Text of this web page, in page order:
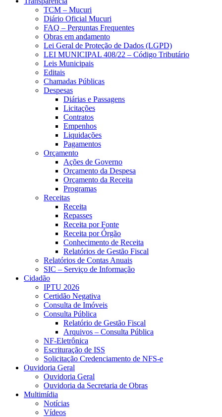
TCM – Mucuri
Diário Oficial Mucuri
FAQ – Perguntas Frequentes
Obras em andamento
Lei Geral de Proteção de Dados (LGPD)
LEI MUNICIPAL 408/22 – Código Tributário
Leis Municipais
Editais
Chamadas Públicas
Despesas
Diárias e Passagens
Licitações
Contratos
Empenhos
Liquidações
Pagamentos
Orçamento
Ações de Governo
Orçamento da Despesa
Orçamento da Receita
Programas
Receitas
Receita
Repasses
Receita por Fonte
Receita por Órgão
Conhecimento de Receita
Relatórios de Gestão Fiscal
Relatórios de Contas Anuais
SIC – Serviço de Informação
Cidadão
IPTU 2026
Certidão Negativa
Consulta de Imóveis
Consulta Pública
Relatório de Gestão Fiscal
Arquivos – Consulta Pública
NF-Eletrônica
Escrituração de ISS
Solicitação Credenciamento de NFS-e
Ouvidoria Geral
Ouvidoria Geral
Ouvidoria da Secretaria de Obras
Multimídia
Notícias
Vídeos